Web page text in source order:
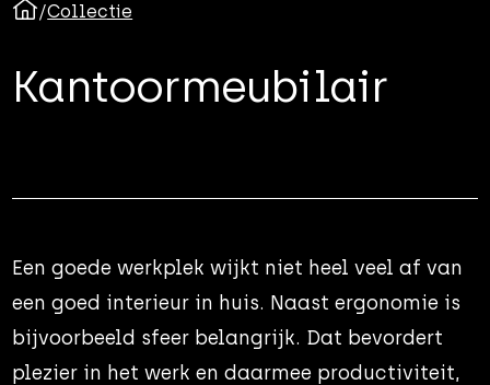
/Collectie
Kantoormeubilair
Een goede werkplek wijkt niet heel veel af van
een goed interieur in huis. Naast ergonomie is
bijvoorbeeld sfeer belangrijk. Dat bevordert
plezier in het werk en daarmee productiviteit,